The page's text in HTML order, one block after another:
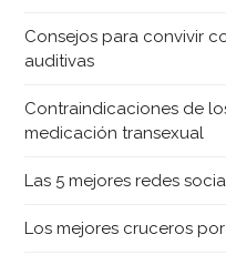
Consejos para convivir
auditivas
Contraindicaciones de
medicación transexual
Las 5 mejores redes
Los mejores cruceros